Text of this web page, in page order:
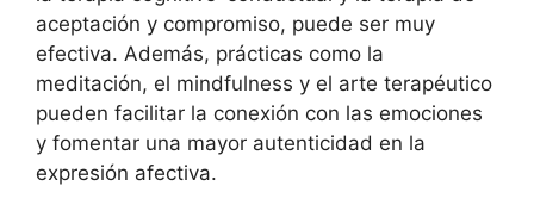
aceptación y compromiso, puede ser muy
efectiva. Además, prácticas como la
meditación, el mindfulness y el arte terapéutico
pueden facilitar la conexión con las emociones
y fomentar una mayor autenticidad en la
expresión afectiva.